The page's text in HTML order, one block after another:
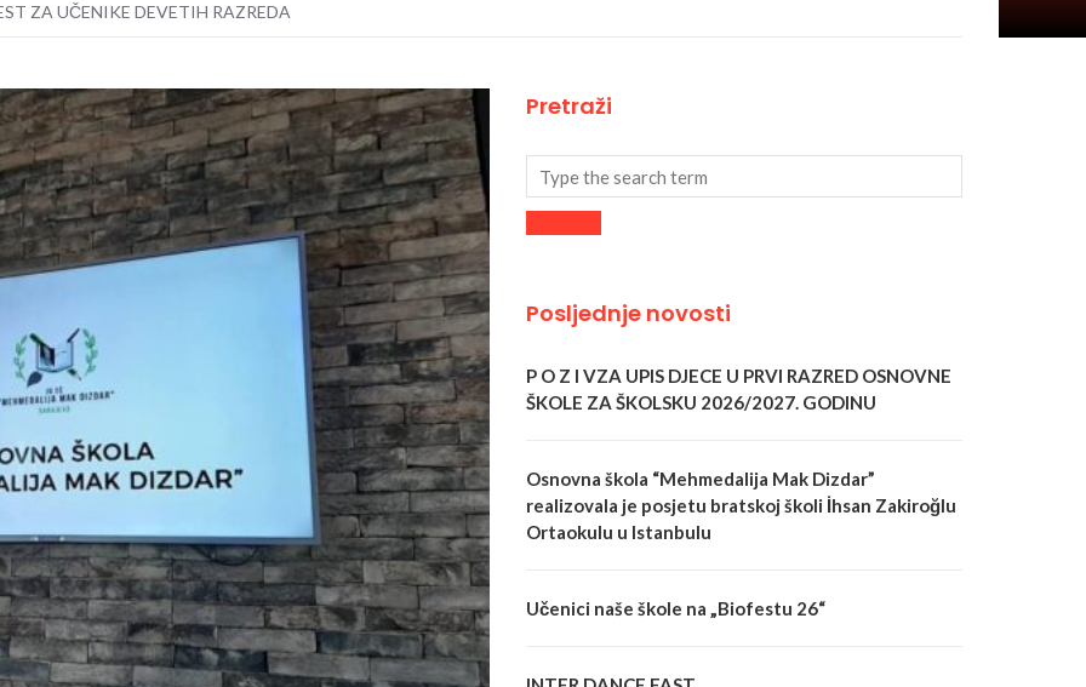
ZA UČENIKE DEVETIH RAZREDA
Pretraži
Posljednje novosti
P O Z I VZA UPIS DJECE U PRVI RAZRED OSNOVNE
ŠKOLE ZA ŠKOLSKU 2026/2027. GODINU
Osnovna škola “Mehmedalija Mak Dizdar”
realizovala je posjetu bratskoj školi İhsan Zakiroğlu
Ortaokulu u Istanbulu
Učenici naše škole na „Biofestu 26“